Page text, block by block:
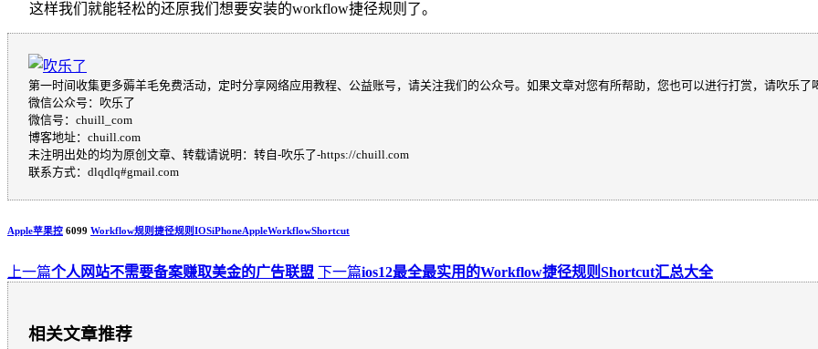
这样我们就能轻松的还原我们想要安装的workflow捷径规则了。
第一时间收集更多薅羊毛免费活动，定时分享网络应用教程、公益账号，请关注我们的公众号。如果文章对您有所帮助，您也可以进行打赏，请吹乐了
微信公众号：吹乐了
微信号：chuill_com
博客地址：chuill.com
未注明出处的均为原创文章、转载请说明：转自-吹乐了-https://chuill.com
联系方式：dlqdlq#gmail.com
Apple苹果控 6099 Workflow规则 捷径规则 IOSiPhoneAppleWorkflowShortcut
上一篇个人网站不需要备案赚取美金的广告联盟 下一篇ios12最全最实用的Workflow捷径规则Shortcut汇总大全
相关文章推荐